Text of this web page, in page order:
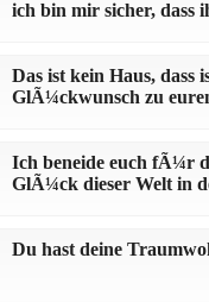
ich bin mir sicher, dass
Das ist kein Haus, dass
GlÃ¼ckwunsch zu
Ich beneide euch fÃ¼r
GlÃ¼ck dieser Welt in
Du hast deine